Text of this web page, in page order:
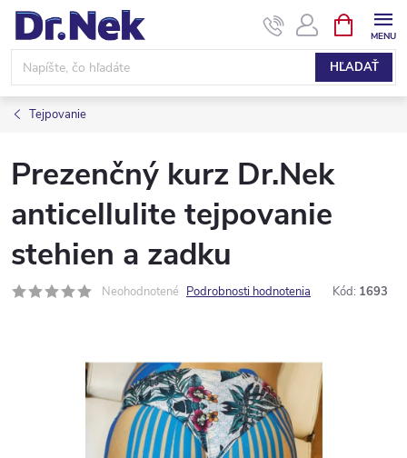
Prejsť
obsah
HĽADAŤ
KOŠÍK
Tejpovanie
Prezenčný kurz Dr.Nek
anticellulite tejpovanie
stehien a zadku
Neohodnotené Podrobnosti hodnotenia Kód: 1693